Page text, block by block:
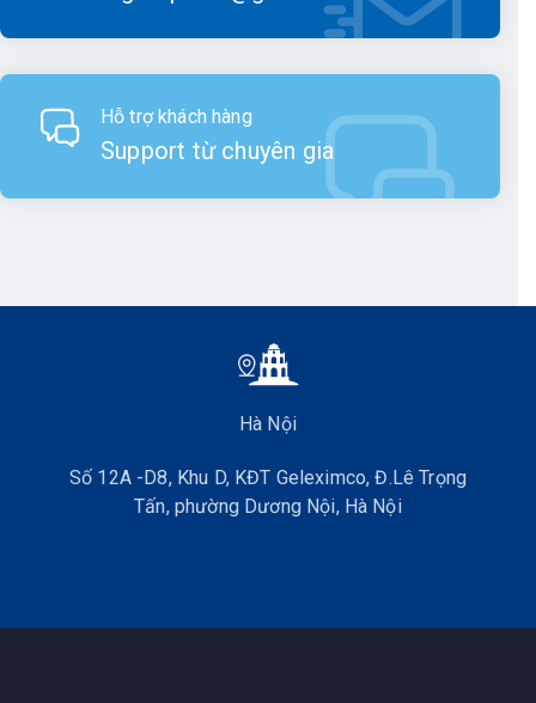
Thiết kế nhỏ gọn, linh hoạt của dòng máy Unistrong
Khả năng làm việc
Một trong những điểm nổi bật của các sản phẩm GNSS
RTK Unistrong là khả năng làm việc vượt trội. Máy GNSS
RTK Unistrong được trang bị các bộ thu tín hiệu mạnh mẽ,
tạp.
Với các tính năng như hiệu chỉnh RTK tức thời, máy GNSS
RTK Unistrong cho phép thực hiện các phép đo với độ
chính xác lên đến từng centimet, giúp tối ưu hóa quá trình
Khả năng chống chịu
chống nước, chống bụi theo tiêu chuẩn IP67, máy GNSS
Hỗ trợ khách hàng
Support từ chuyên gia
Hà Nội
Số 12A -D8, Khu D, KĐT Geleximco, Đ.Lê Trọng
Tấn, phường Dương Nội, Hà Nội